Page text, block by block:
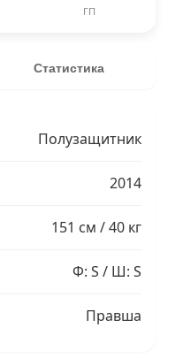
ГП
Статистика
Полузащитник
2014
151 см / 40 кг
Ф: S / Ш: S
Правша